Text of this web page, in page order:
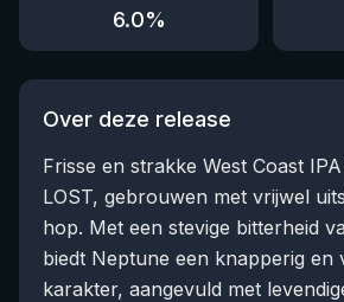
6.0%
Over deze release
Frisse en strakke West Coast
LOST, gebrouwen met vrijwel
hop. Met een stevige bitterheid
biedt Neptune een knapperig en
karakter, aangevuld met